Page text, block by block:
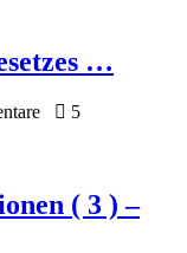
…
5
( 3 ) –